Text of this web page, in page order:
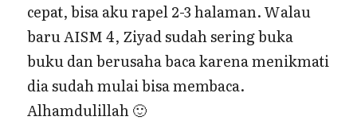
cepat, bisa aku rapel 2-3 halaman. Walau
baru AISM 4, Ziyad sudah sering buka
buku dan berusaha baca karena menikmati
dia sudah mulai bisa membaca.
Alhamdulillah 🙂